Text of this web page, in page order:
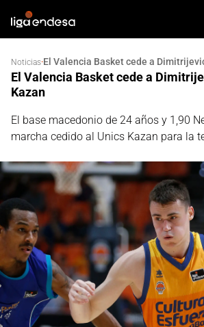
Noticias·El Valencia Basket cede a
El Valencia Basket cede a
Kazan
El base macedonio de 24 años y 1,90
marcha cedido al Unics Kazan para la